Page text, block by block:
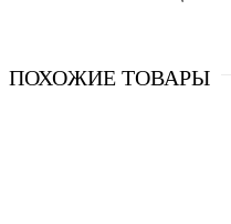
ПОХОЖИЕ ТОВАРЫ